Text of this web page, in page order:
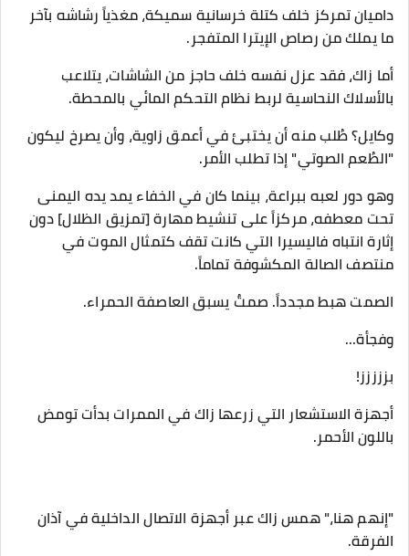
داميان تمركز خلف كتلة خرسانية سميكة، مغذياً رشاشه بآخر
ما يملك من رصاص الإيترا المتفجر.
​أما زاك، فقد عزل نفسه خلف حاجز من الشاشات، يتلاعب
بالأسلاك النحاسية لربط نظام التحكم المائي بالمحطة.
​وكايل؟ طُلب منه أن يختبئ في أعمق زاوية، وأن يصرخ ليكون
"الطُعم الصوتي" إذا تطلب الأمر.
وهو دور لعبه ببراعة، بينما كان في الخفاء يمد يده اليمنى
تحت معطفه، مركزاً على تنشيط مهارة [تمزيق الظلال] دون
إثارة انتباه فاليسيرا التي كانت تقف كتمثال الموت في
منتصف الصالة المكشوفة تماماً.
​الصمت هبط مجدداً. صمتٌ يسبق العاصفة الحمراء.
​وفجأة...
بززززز!
​أجهزة الاستشعار التي زرعها زاك في الممرات بدأت تومض
باللون الأحمر.
​"إنهم هنا،" همس زاك عبر أجهزة الاتصال الداخلية في آذان
الفرقة.